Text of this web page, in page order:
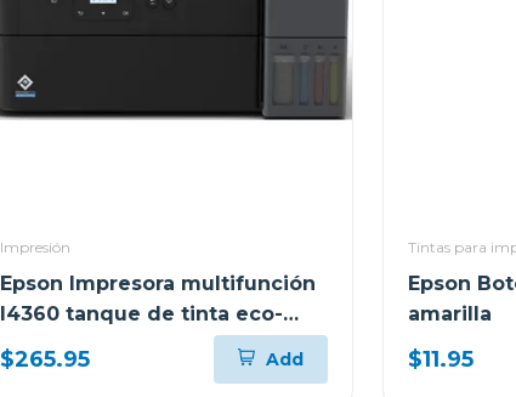
Impresión
Epson Impresora multifunción
l4360 tanque de tinta eco-
tank wi-fi
$265.95 Add
Tintas para
Epson
amarilla
$11.95